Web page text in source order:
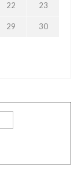
22 23
29 30